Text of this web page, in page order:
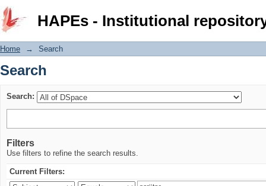
HAPEs - Institutional
Search
Home → Search
Search
Search:
Filters
Use filters to refine the search results.
Current Filters: